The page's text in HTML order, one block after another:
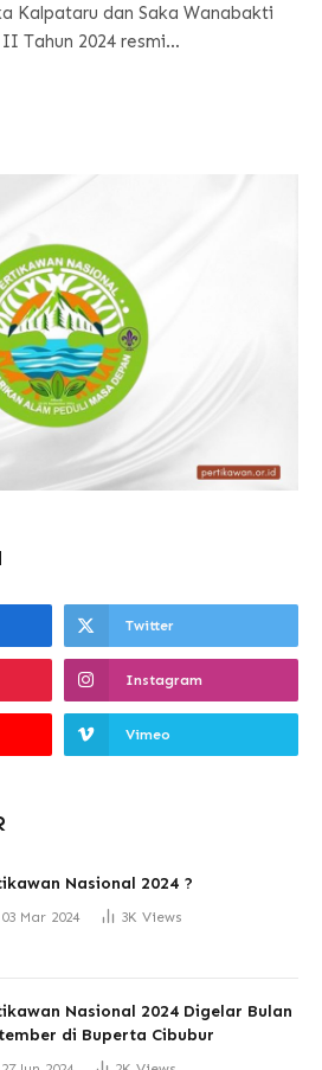
Kalpataru dan Saka Wanabakti
Tahun 2024 resmi…
Twitter
Instagram
Vimeo
Nasional 2024 ?
Mar 2024 3K Views
Nasional 2024 Digelar Bulan
di Buperta Cibubur